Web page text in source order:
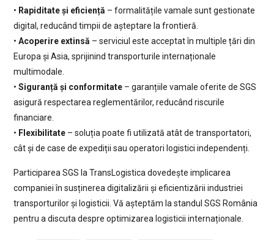
• Rapiditate și eficiență – formalitățile vamale sunt gestionate
digital, reducând timpii de așteptare la frontieră.
• Acoperire extinsă – serviciul este acceptat în multiple țări din
Europa și Asia, sprijinind transporturile internaționale
multimodale.
• Siguranță și conformitate– garanțiile vamale oferite de SGS
asigură respectarea reglementărilor, reducând riscurile
financiare.
• Flexibilitate– soluția poate fi utilizată atât de transportatori,
cât și de case de expediții sau operatori logistici independenți.
Participarea SGS la TransLogistica dovedește implicarea
companiei în susținerea digitalizării și eficientizării industriei
transporturilor și logisticii. Vă așteptăm la standul SGS România
pentru a discuta despre optimizarea logisticii internaționale.